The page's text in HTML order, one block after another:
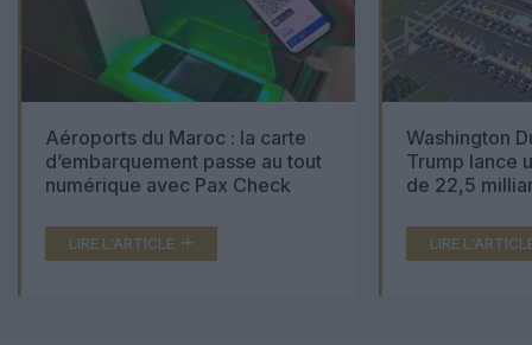
Aéroports du Maroc : la carte
d’embarquement passe au tout
numérique avec Pax Check
LIRE L'ARTICLE
Washington
Trump lance
de 22,5
LIRE